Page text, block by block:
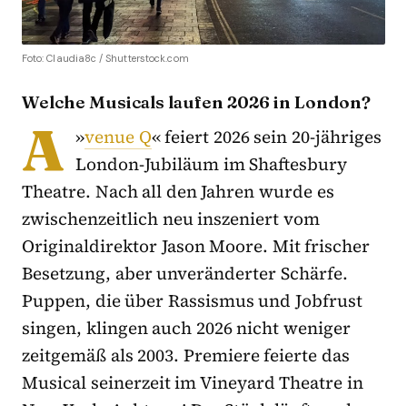
Foto: Claudia8c / Shutterstock.com
Welche Musicals laufen 2026 in London?
»
A venue Q« feiert 2026 sein 20-jähriges
London-Jubiläum im Shaftesbury
Theatre. Nach all den Jahren wurde es
zwischenzeitlich neu inszeniert vom
Originaldirektor Jason Moore. Mit frischer
Besetzung, aber unveränderter Schärfe.
Puppen, die über Rassismus und Jobfrust
singen, klingen auch 2026 nicht weniger
zeitgemäß als 2003. Premiere feierte das
Musical seinerzeit im Vineyard Theatre in